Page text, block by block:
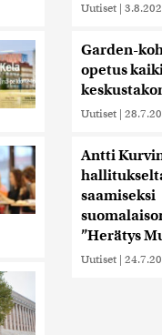
Uutiset |
Garden-
opetus
Uutiset |
Antti
saamiseksi
”Herätys
Uutiset |